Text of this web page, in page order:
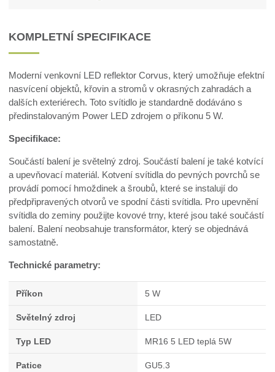
KOMPLETNÍ SPECIFIKACE
Moderní venkovní LED reflektor Corvus, který umožňuje efektní
nasvícení objektů, křovin a stromů v okrasných zahradách a
dalších exteriérech. Toto svítidlo je standardně dodáváno s
předinstalovaným Power LED zdrojem o příkonu 5 W.
Specifikace:
Součástí balení je světelný zdroj. Součástí balení je také kotvící
a upevňovací materiál. Kotvení svítidla do pevných povrchů se
provádí pomocí hmoždinek a šroubů, které se instalují do
předpřipravených otvorů ve spodní části svítidla. Pro upevnění
svítidla do zeminy použijte kovové trny, které jsou také součástí
balení. Balení neobsahuje transformátor, který se objednává
samostatně.
Technické parametry:
Příkon 5 W
Světelný zdroj LED
Typ LED MR16 5 LED teplá 5W
Patice GU5.3